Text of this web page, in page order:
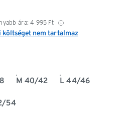
ára: 4 995 Ft
költséget nem tartalmaz
M 40/42 L 44/46
54